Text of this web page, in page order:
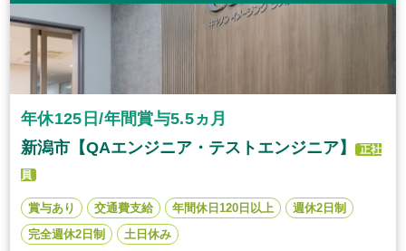
年休125日/年間賞与5.5ヵ月
新潟市【QAエンジニア・テストエンジニア】
正社
員
賞与あり 交通費支給 年間休日120日以上
週休2日制
完全週休2日制
土日休み